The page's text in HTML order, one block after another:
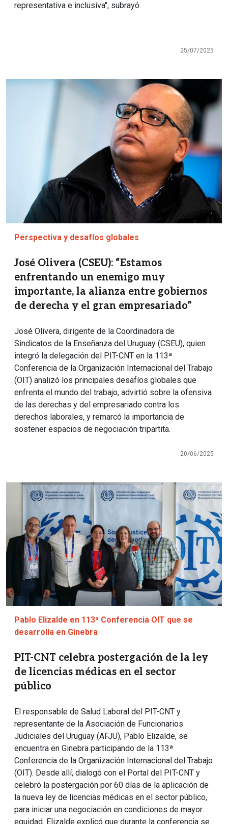
representativa e inclusiva", subrayó.
25/07/2025
Imagen
Perspectiva y desafíos globales
José Olivera (CSEU): “Estamos
enfrentando un enemigo muy
importante, la alianza entre gobiernos
de derecha y el gran empresariado”
José Olivera, dirigente de la Coordinadora de
Sindicatos de la Enseñanza del Uruguay (CSEU), quien
integró la delegación del PIT-CNT en la 113ª
Conferencia de la Organización Internacional del Trabajo
(OIT) analizó los principales desafíos globales que
enfrenta el mundo del trabajo, advirtió sobre la ofensiva
de las derechas y del empresariado contra los
derechos laborales, y remarcó la importancia de
sostener espacios de negociación tripartita.
20/06/2025
Imagen
Pablo Elizalde en 113ª Conferencia OIT que se
desarrolla en Ginebra
PIT-CNT celebra postergación de la ley
de licencias médicas en el sector
público
El responsable de Salud Laboral del PIT-CNT y
representante de la Asociación de Funcionarios
Judiciales del Uruguay (AFJU), Pablo Elizalde, se
encuentra en Ginebra participando de la 113ª
Conferencia de la Organización Internacional del Trabajo
(OIT). Desde allí, dialogó con el Portal del PIT-CNT y
celebró la postergación por 60 días de la aplicación de
la nueva ley de licencias médicas en el sector público,
para iniciar una negociación en condiciones de mayor
equidad. Elizalde explicó que durante la conferencia se